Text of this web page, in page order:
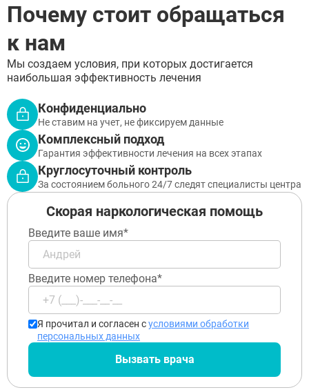
Почему стоит обращаться
к нам
Мы создаем условия, при которых достигается
наибольшая эффективность лечения
Конфиденциально
Не ставим на учет, не фиксируем данные
Комплексный подход
Гарантия эффективности лечения на всех этапах
Круглосуточный контроль
За состоянием больного 24/7 следят специалисты центра
Скорая наркологическая помощь
Введите ваше имя*
Введите номер телефона*
Я прочитал и согласен сусловиями обработки
персональных данных
Вызвать врача
ВЫЗВАТЬ ВРАЧА
Оставляя заявку Вы соглашаетесь с
конфиденциальности
Оставляя заявку Вы соглашаетесь сполитикой
конфиденциальности
ЗАПОЛНИТЕ ФОРМУ
перезвоним
Реутов
Сергиев Посад
Серпухов
Химки
Чехов
Щёлково
Котельники
Электроугли
Лыткарино
Павловский Посад
Ступино
Дмитров
Фрязино
Солнечногорск
Краснознаменск
Кашира
Апрелевка
Звенигород
Протвино
Шатура
Истра
Ликино-Дулёво
Можайск
Луховицы